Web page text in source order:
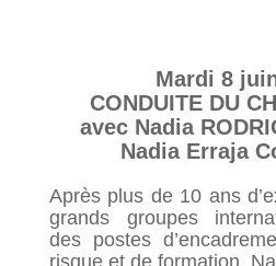
Mardi 8
CONDUITE DU
avec Nadia
Nadia Erraja
Après plus de 10 ans
grands groupes
des postes
risque et de formation,